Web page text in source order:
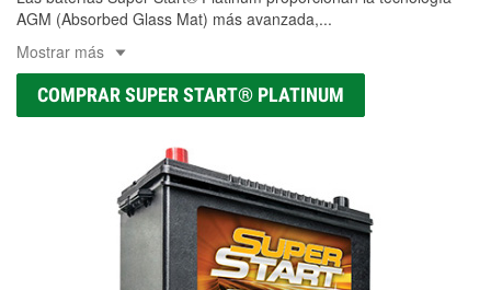
AGM (Absorbed Glass Mat) más avanzada,...
Mostrar más
COMPRAR SUPER START® PLATINUM